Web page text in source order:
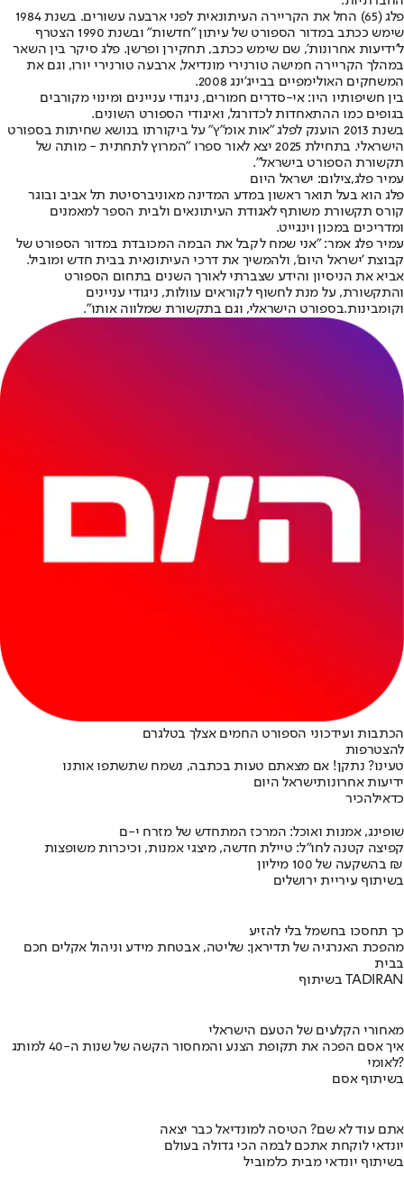
פלג (65) החל את הקריירה העיתונאית לפני ארבעה עשורים. בשנת 1984
שימש ככתב במדור הספורט של עיתון "חדשות" ובשנת 1990 הצטרף
ל'ידיעות אחרונות', שם שימש ככתב, תחקירן ופרשן. פלג סיקר בין השאר
במהלך הקריירה חמישה טורנירי מונדיאל, ארבעה טורנירי יורו, וגם את
המשחקים האולימפיים בבייג'ינג 2008.
בין חשיפותיו היו: אי-סדרים חמורים, ניגודי עניינים ומינוי מקורבים
בגופים כמו ההתאחדות לכדורגל, ואיגודי הספורט השונים.
בשנת 2013 הוענק לפלג "אות אומ"ץ" על ביקורתו בנושא שחיתות בספורט
הישראלי. בתחילת 2025 יצא לאור ספרו "המרוץ לתחתית - מותה של
תקשורת הספורט בישראל".
עמיר פלג,צילום: ישראל היום
פלג הוא בעל תואר ראשון במדע המדינה מאוניברסיטת תל אביב ובוגר
קורס תקשורת משותף לאגודת העיתונאים ולבית הספר למאמנים
ומדריכים במכון וינגייט.
עמיר פלג אמר: "אני שמח לקבל את הבמה המכובדת במדור הספורט של
קבוצת 'ישראל היום', ולהמשיך את דרכי העיתונאית בבית חדש ומוביל.
אביא את הניסיון והידע שצברתי לאורך השנים בתחום הספורט
והתקשורת, על מנת לחשוף לקוראים עוולות, ניגודי עניינים
וקומבינות.בספורט הישראלי, וגם בתקשורת שמלווה אותו".
הכתבות ועידכוני הספורט החמים אצלך בטלגרם
להצטרפות
טעינו? נתקן! אם מצאתם טעות בכתבה, נשמח שתשתפו אותנו
ידיעות אחרונותישראל היום
כדאילהכיר
שופינג, אמנות ואוכל: המרכז המתחדש של מזרח י-ם
קפיצה קטנה לחו"ל: טיילת חדשה, מיצגי אמנות, וכיכרות משופצות
בהשקעה של 100 מיליון ₪
בשיתוף עיריית ירושלים
כך תחסכו בחשמל בלי להזיע
מהפכת האנרגיה של תדיראן: שליטה, אבטחת מידע וניהול אקלים חכם
בבית
בשיתוף TADIRAN
מאחורי הקלעים של הטעם הישראלי
איך אסם הפכה את תקופת הצנע והמחסור הקשה של שנות ה-40 למותג
לאומי?
בשיתוף אסם
אתם עוד לא שם? הטיסה למונדיאל כבר יצאה
יונדאי לוקחת אתכם לבמה הכי גדולה בעולם
בשיתוף יונדאי מבית כלמוביל